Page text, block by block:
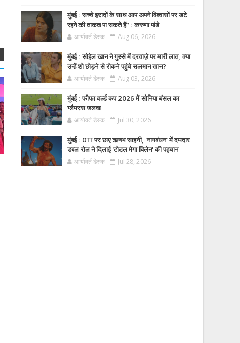
मुंबई : सच्चे इरादों के साथ आप अपने विश्वासों पर डटे
रहने की ताकत पा सकते हैं” : करुणा पांडे
आर्यावर्त डेस्क Aug 06, 2026
मुंबई : सोहेल खान ने गुस्से में दरवाज़े पर मारी लात, क्या
उन्हें शो छोड़ने से रोकने पहुंचे सलमान खान?
आर्यावर्त डेस्क Aug 03, 2026
मुंबई : फीफा वर्ल्ड कप 2026 में सोनिया बंसल का
ग्लैमरस जलवा
आर्यावर्त डेस्क Jul 30, 2026
मुंबई : OTT पर छाए ऋषभ साहनी, 'नागबंधन' में दमदार
डबल रोल ने दिलाई 'टोटल मेगा विलेन' की पहचान
आर्यावर्त डेस्क Jul 28, 2026